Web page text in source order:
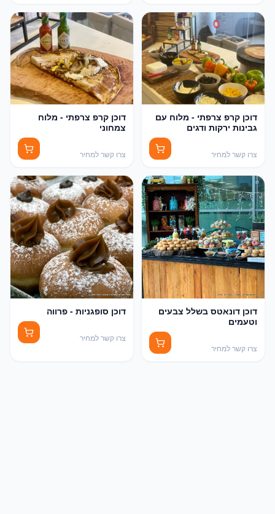
דוכן קרפ צרפתי - מלוח עם
גבינות ירקות ודגים
צרו קשר למחיר
דוכן קרפ צרפתי - מלוח
צמחוני
צרו קשר למחיר
דוכן דונאטס בשלל צבעים
וטעמים
צרו קשר למחיר
דוכן סופגניות - פרווה
צרו קשר למחיר